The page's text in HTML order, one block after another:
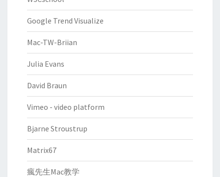
Google Trend Visualize
Mac-TW-Briian
Julia Evans
David Braun
Vimeo - video platform
Bjarne Stroustrup
Matrix67
瘋先生Mac教学